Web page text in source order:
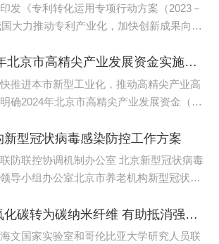
，位于重庆市，创办于2007年，
业，其汽车检测与维修技术、城市
专业为学校的优势专业。
等专科学校
科学校开设有专业21个，护理被
临床医学、护理为全国职业院校示
发《专利转化运用专项行动方案（2023－
大力推动专利产业化，加快创新成果向现
情况
关于印发2024年北京市高精尖产业发展资金实施指南的通知
推进本市新型工业化，推动高精尖产业高
确2024年北京市高精尖产业发展资金（以
业 型冠状病毒感染防控工作方案
防联控协调机制办公室 北京新型冠状病毒
导小组办公室北京市养老机构新型冠状病
催化组合将二氧化碳转为碳纳米纤维 有助抵消强效温室气体排放
文国家实验室和哥伦比亚大学研究人员联